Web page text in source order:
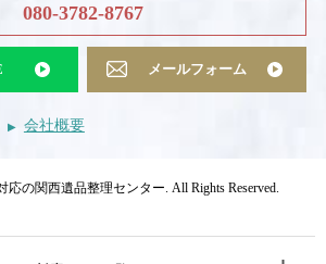
080-3782-8767
メールフォーム
会社概要
応の関西遺品整理センター. All Rights Reserved.